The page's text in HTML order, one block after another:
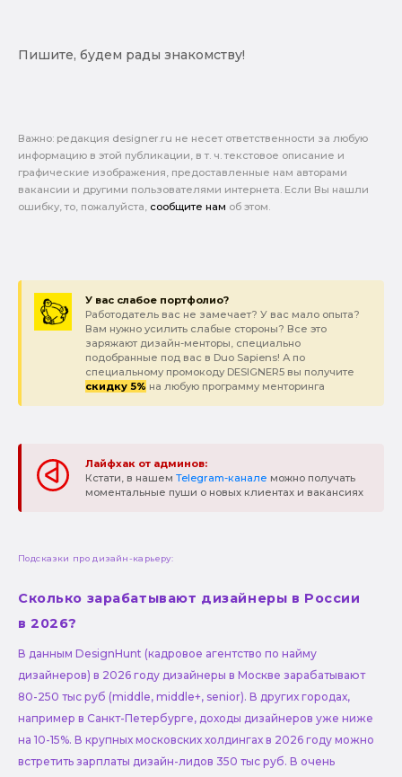
Пишите, будем рады знакомству!
Важно: pедакция designer.ru не несет ответственности за любую
информацию в этой публикации, в т. ч. текстовое описание и
графические изображения, предоставленные нам авторами
вакансии и другими пользователями интернета. Если Вы нашли
ошибку, то, пожалуйста, сообщите нам об этом.
У вас слабое портфолио?
Работодатель вас не замечает? У вас мало опыта?
Вам нужно усилить слабые стороны? Все это
заряжают дизайн-менторы, специально
подобранные под вас в Duo Sapiens! А по
специальному промокоду DESIGNER5 вы получите
скидку 5% на любую программу менторинга
Лайфхак от админов:
Кстати, в нашем Telegram-канале можно получать
моментальные пуши о новых клиентах и вакансиях
Подсказки про дизайн-карьеру:
Сколько зарабатывают дизайнеры в России
в 2026?
В данным DesignHunt (кадровое агентство по найму
дизайнеров) в 2026 году дизайнеры в Москве зарабатывают
80-250 тыс руб (middle, middle+, senior). В других городах,
например в Санкт-Петербурге, доходы дизайнеров уже ниже
на 10-15%. В крупных московских холдингах в 2026 году можно
встретить зарплаты дизайн-лидов 350 тыс руб. В очень